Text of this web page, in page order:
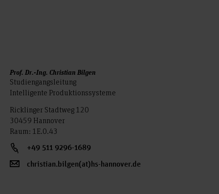
Prof. Dr.-Ing. Christian Bilgen
Studiengangsleitung
Intelligente Produktionssysteme
Ricklinger Stadtweg 120
30459 Hannover
Raum: 1E.0.43
+49 511 9296-1689
christian.bilgen(at)hs-hannover.de